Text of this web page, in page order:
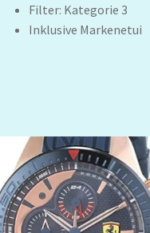
Filter: Kategorie 3
Inklusive Markenetui